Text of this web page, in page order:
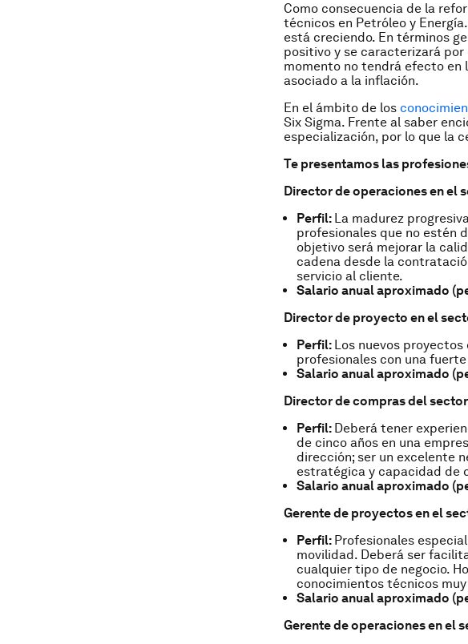
Como consecuencia de la
técnicos en Petróleo y
está creciendo. En términos
positivo y se caracterizará
momento no tendrá efecto en
asociado a la inflación.
En el ámbito de los
Six Sigma. Frente al saber
especialización, por lo que la
Te presentamos las
Director de operaciones en el
Perfil: La madurez
profesionales que no estén
objetivo será mejorar la
cadena desde la
servicio al cliente.
Salario anual aproximado
Director de proyecto en el
Perfil: Los nuevos
profesionales con una
Salario anual aproximado
Director de compras del
Perfil: Deberá tener
de cinco años en una
dirección; ser un excelente
estratégica y capacidad de
Salario anual aproximado
Gerente de proyectos en el
Perfil: Profesionales
movilidad. Deberá ser
cualquier tipo de negocio.
conocimientos técnicos
Salario anual aproximado
Gerente de operaciones en el